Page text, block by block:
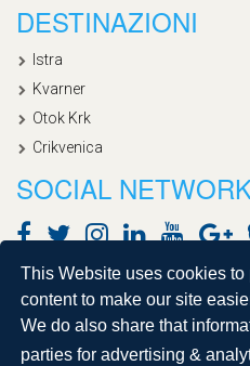
This Website uses cookies
content to make our site
We do also share that
parties for advertising &
DESTINAZIONI
Istra
Kvarner
Otok Krk
Crikvenica
SOCIAL
Copyright © 2020, Croatialan |